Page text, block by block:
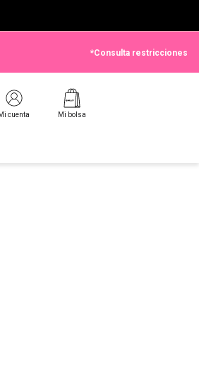
*Consulta restricciones
Mi cuenta Mi bolsa